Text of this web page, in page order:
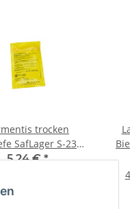
trocken
SafLager S-23 -
11,5g
5,24 €*